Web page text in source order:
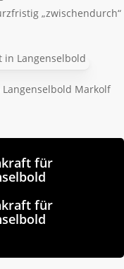
„zwischendurch“
Markolf
für
für